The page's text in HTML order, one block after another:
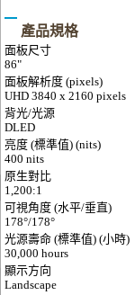
產品規格
面板尺寸
86"
面板解析度 (pixels)
UHD 3840 x 2160 pixels
背光/光源
DLED
亮度 (標準值) (nits)
400 nits
原生對比
1,200:1
可視角度 (水平/垂直)
178°/178°
光源壽命 (標準值) (小時)
30,000 hours
顯示方向
Landscape